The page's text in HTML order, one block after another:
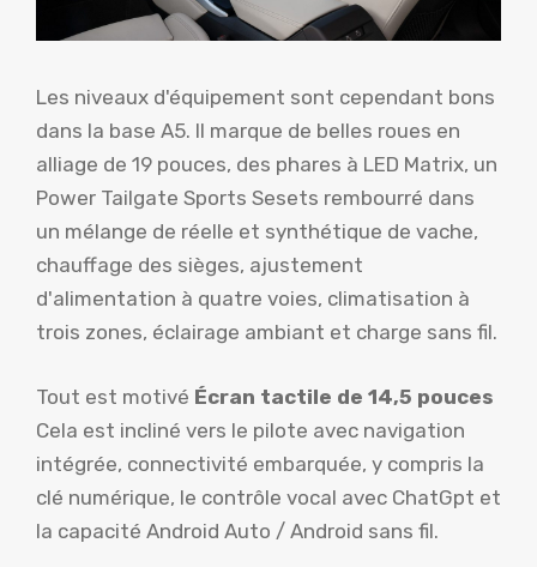
Les niveaux d'équipement sont cependant bons
dans la base A5. Il marque de belles roues en
alliage de 19 pouces, des phares à LED Matrix, un
Power Tailgate Sports Sesets rembourré dans
un mélange de réelle et synthétique de vache,
chauffage des sièges, ajustement
d'alimentation à quatre voies, climatisation à
trois zones, éclairage ambiant et charge sans fil.
Tout est motivé Écran tactile de 14,5 pouces
Cela est incliné vers le pilote avec navigation
intégrée, connectivité embarquée, y compris la
clé numérique, le contrôle vocal avec ChatGpt et
la capacité Android Auto / Android sans fil.